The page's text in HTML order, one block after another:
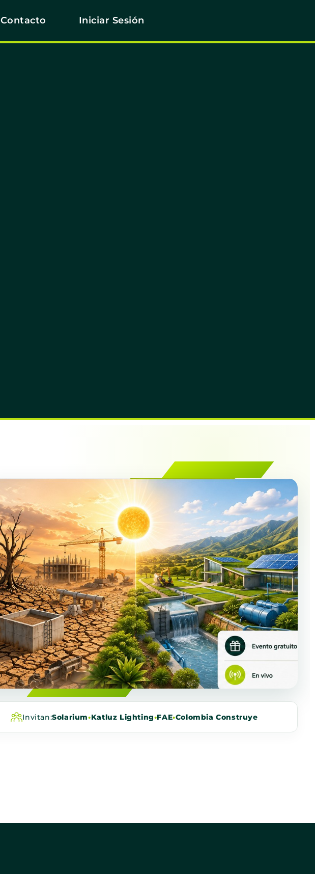
Contacto Iniciar Sesión
Invitan:Solarium•Katluz Lighting•FAE•Colombia Construye